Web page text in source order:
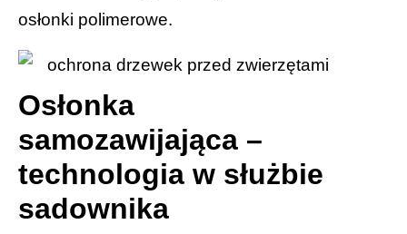
osłonki polimerowe.
Osłonka
samozawijająca –
technologia w służbie
sadownika